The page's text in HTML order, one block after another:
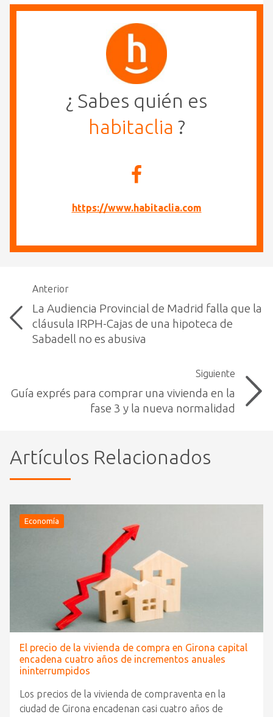
¿ Sabes quién es
habitaclia ?
https://www.habitaclia.com
Anterior
La Audiencia Provincial de Madrid falla que la
cláusula IRPH-Cajas de una hipoteca de
Sabadell no es abusiva
Siguiente
Guía exprés para comprar una vivienda en la
fase 3 y la nueva normalidad
Artículos Relacionados
Economía
El precio de la vivienda de compra en Girona capital
encadena cuatro años de incrementos anuales
ininterrumpidos
Los precios de la vivienda de compraventa en la
ciudad de Girona encadenan casi cuatro años de